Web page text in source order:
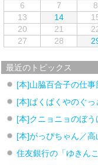
6
7 8
13
14
20
21
27
28
最近のトピックス
[本]山脇百合子の仕
[本]ぱくぱくやのぐ
[本]クニョニョのぼう
[本]がっぴちゃん／
住友銀行の「ゆきんこ